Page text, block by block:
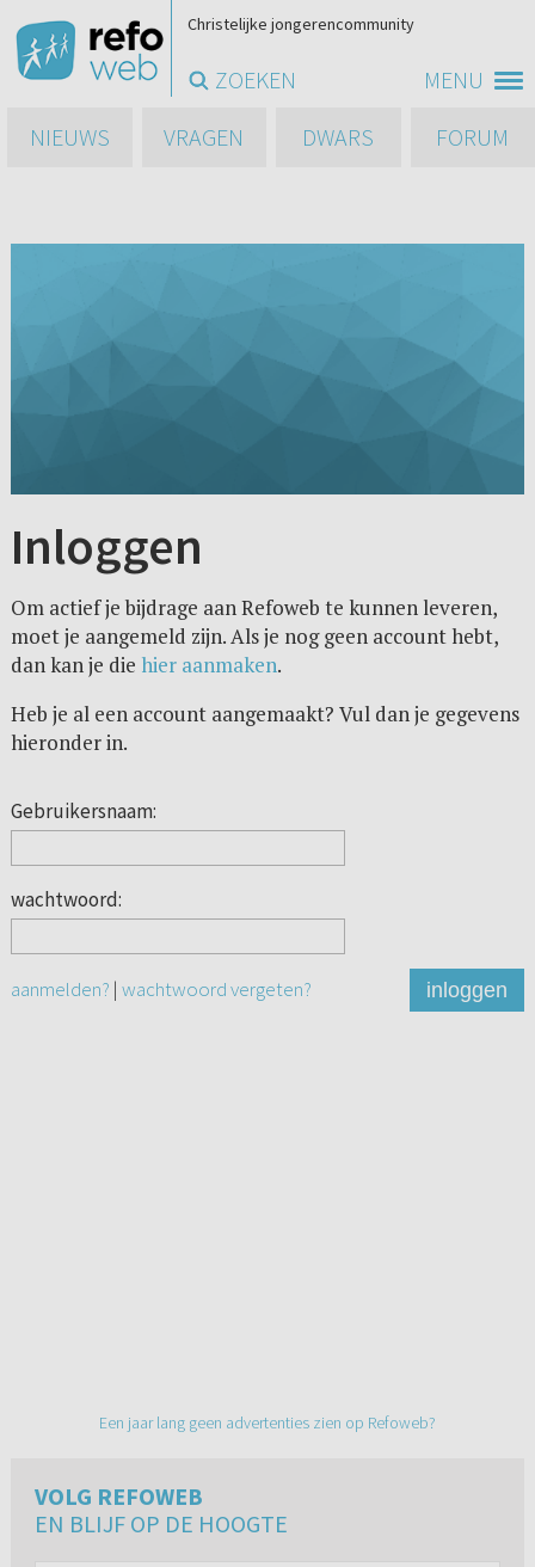
MENU
Christelijke jongerencommunity
ZOEKEN
NIEUWS
VRAGEN DWARS FORUM
Inloggen
Om actief je bijdrage aan Refoweb te kunnen leveren,
moet je aangemeld zijn. Als je nog geen account hebt,
dan kan je die hier aanmaken.
Heb je al een account aangemaakt? Vul dan je gegevens
hieronder in.
Gebruikersnaam:
wachtwoord:
aanmelden? | wachtwoord vergeten? inloggen
Een jaar lang geen advertenties zien op Refoweb?
VOLG REFOWEB
EN BLIJF OP DE HOOGTE